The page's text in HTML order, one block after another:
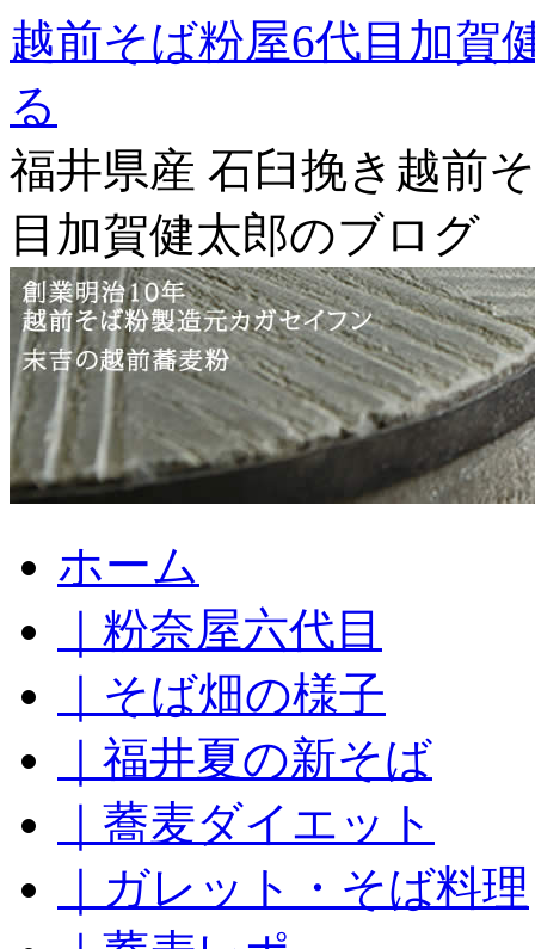
越前そば粉屋6代目加賀
る
福井県産 石臼挽き越前
目加賀健太郎のブログ
ン
ツ
ス
プ
ホーム
｜粉奈屋六代目
｜そば畑の様子
｜福井夏の新そば
｜蕎麦ダイエット
｜ガレット・そば料理